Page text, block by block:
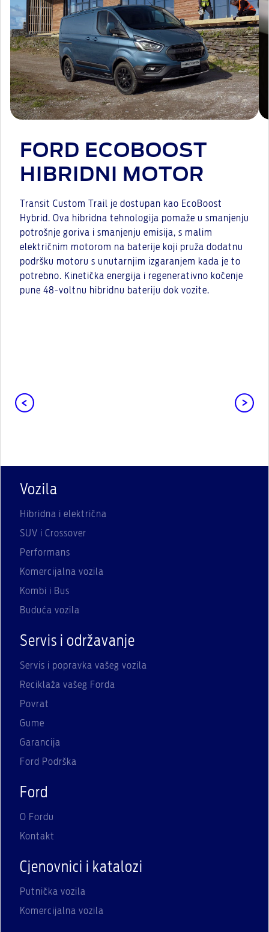
FORD ECOBOOST
HIBRIDNI MOTOR
Transit Custom Trail je dostupan kao EcoBoost
Hybrid. Ova hibridna tehnologija pomaže u smanjenju
potrošnje goriva i smanjenju emisija, s malim
električnim motorom na baterije koji pruža dodatnu
podršku motoru s unutarnjim izgaranjem kada je to
potrebno. Kinetička energija i regenerativno kočenje
pune 48-voltnu hibridnu bateriju dok vozite.
Vozila
Hibridna i električna
SUV i Crossover
Performans
Komercijalna vozila
Kombi i Bus
Buduća vozila
Servis i održavanje
Servis i popravka vašeg vozila
Reciklaža vašeg Forda
Povrat
Gume
Garancija
Ford Podrška
Ford
O Fordu
Kontakt
Cjenovnici i katalozi
Putnička vozila
Komercijalna vozila